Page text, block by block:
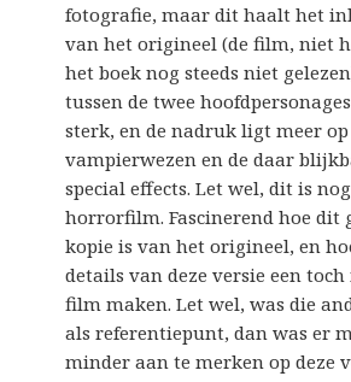
fotografie, maar dit haalt het
van het origineel (de film, niet
het boek nog steeds niet
tussen de twee
sterk, en de nadruk ligt meer
vampierwezen en de daar
special effects. Let wel, dit is
horrorfilm. Fascinerend hoe dit
kopie is van het origineel, en
details van deze versie een
film maken. Let wel, was die
als referentiepunt, dan was er
minder aan te merken op deze